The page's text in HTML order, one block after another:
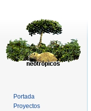
Portada
Proyectos